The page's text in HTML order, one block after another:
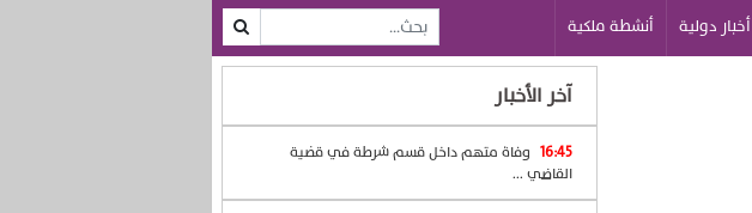
أخبار دولية أنشطة ملكية
آخر الأخبار
16:45 وفاة متهم داخل قسم شرطة في قضية
القاضي ...